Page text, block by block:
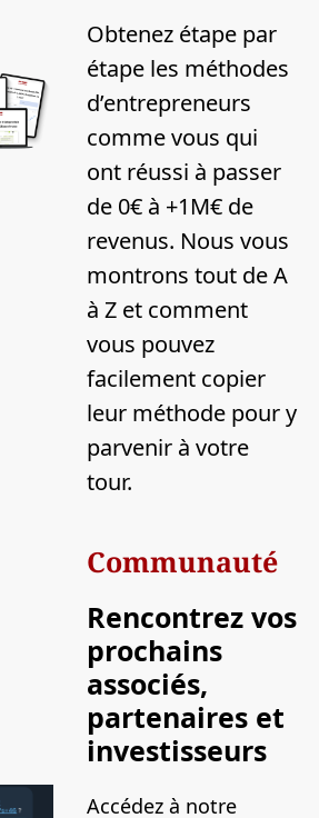
Obtenez étape par
étape les méthodes
d’entrepreneurs
comme vous qui
ont réussi à passer
de 0€ à +1M€ de
revenus. Nous vous
montrons tout de A
à Z et comment
vous pouvez
facilement copier
leur méthode pour y
parvenir à votre
tour.
Communauté
Rencontrez vos
prochains
associés,
partenaires et
investisseurs
Accédez à notre